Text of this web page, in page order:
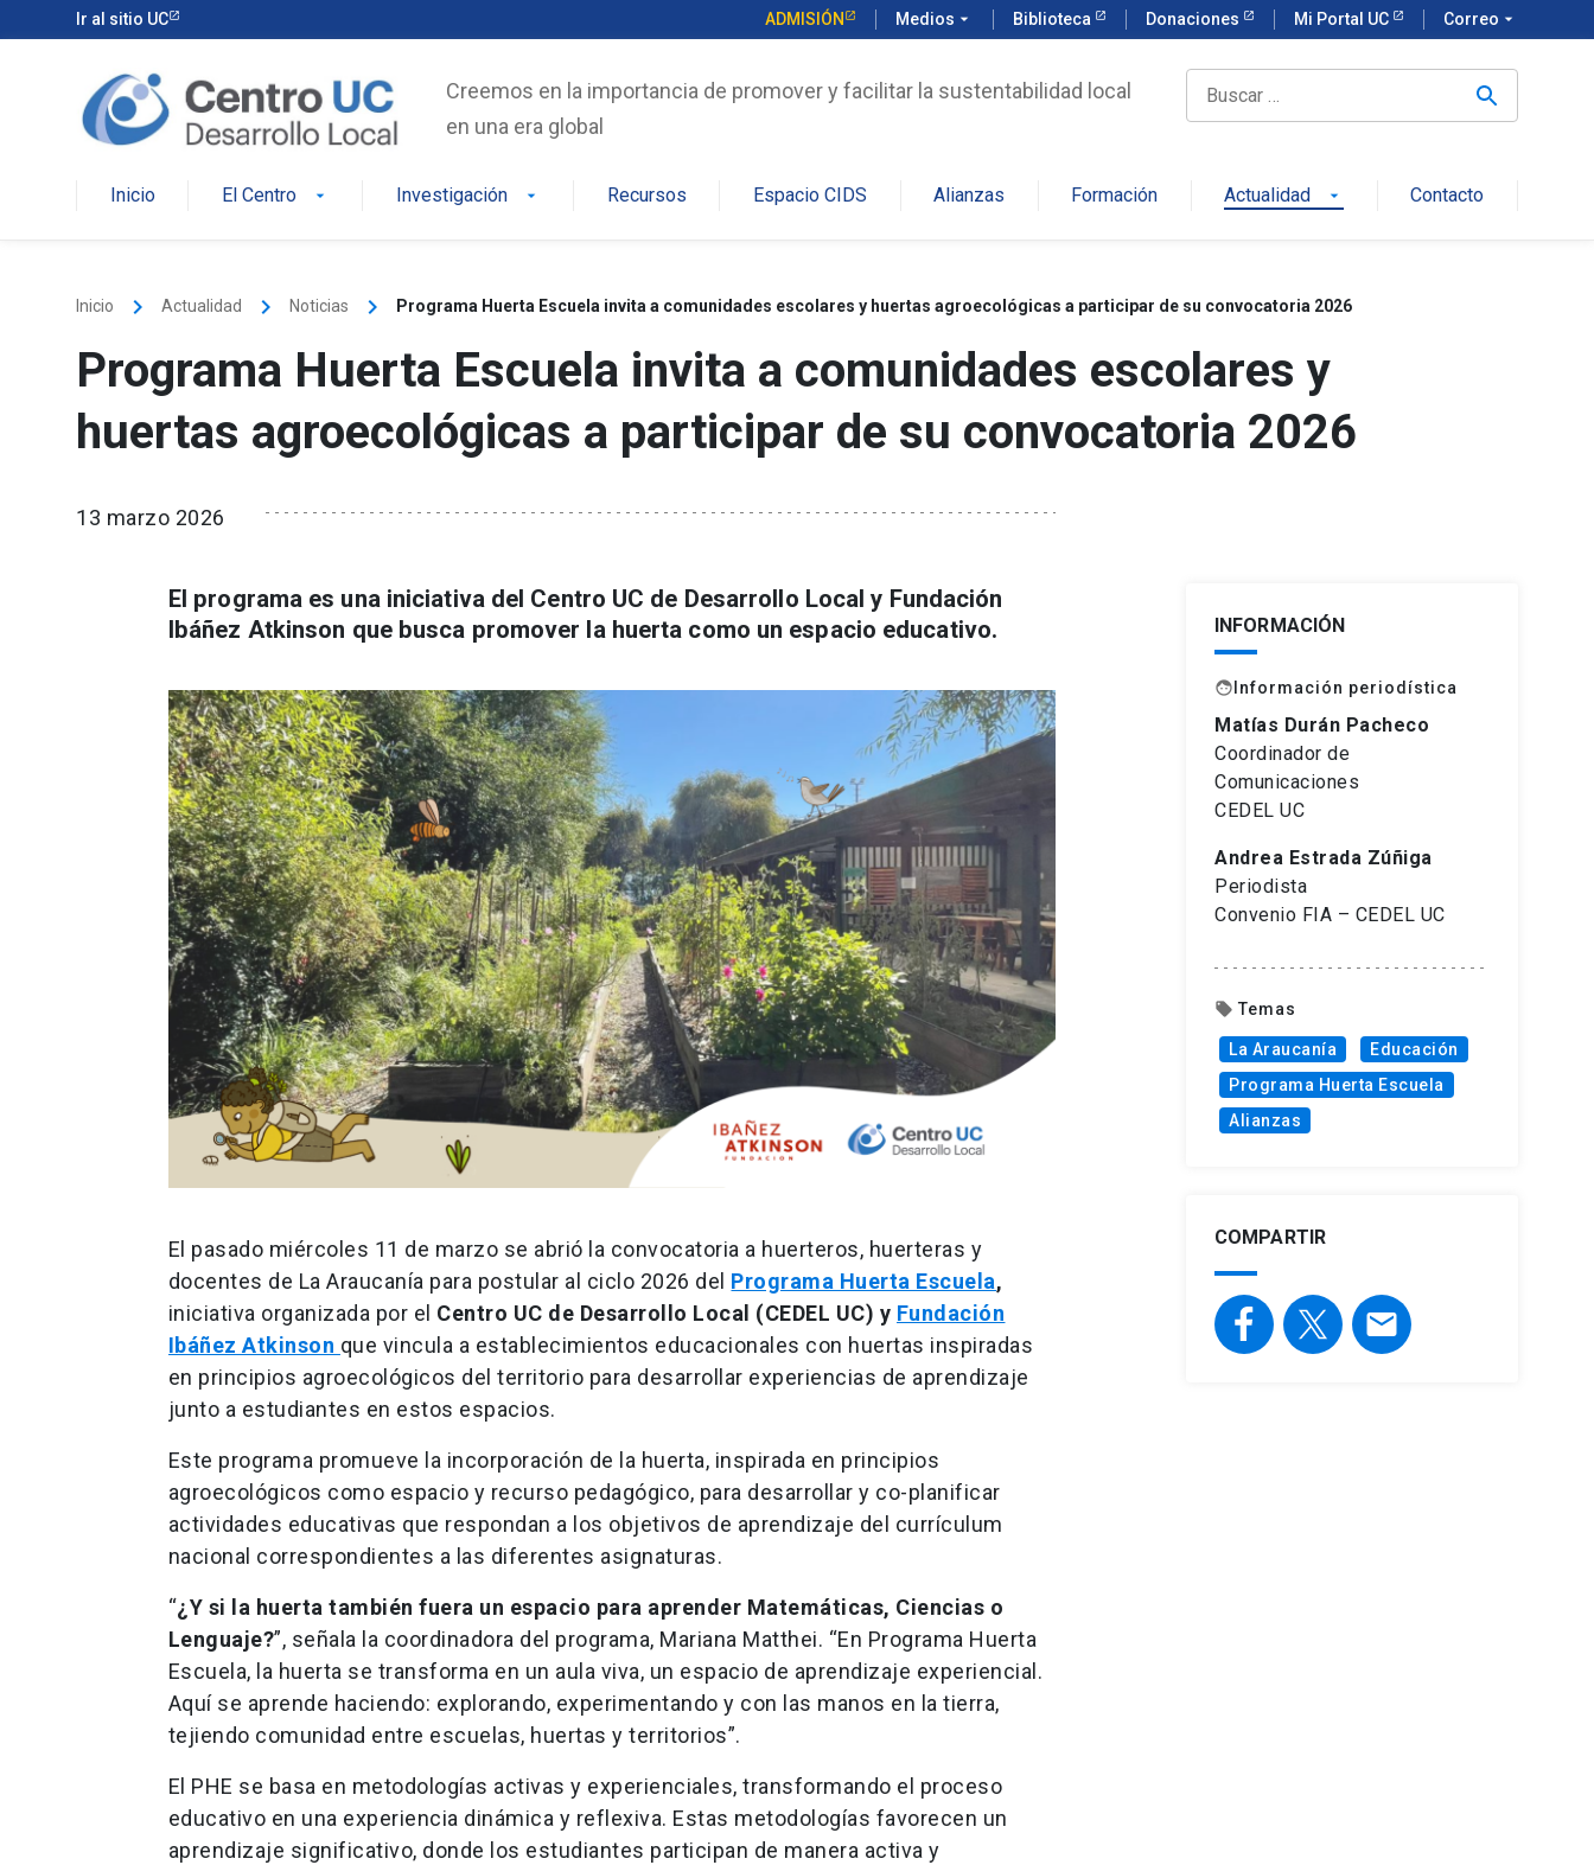
to
Ir al sitio UC ADMISIÓN Medios arrow_drop_down Biblioteca Donaciones Mi Portal UC Correo arrow_drop_down
Creemos en la importancia de promover y facilitar la sustentabilidad local
en una era global
Inicio El Centro arrow_drop_down Investigación arrow_drop_down Recursos Espacio CIDS Alianzas Formación Actualidad arrow_drop_down Contacto
Inicio keyboard_arrow_right Actualidad keyboard_arrow_right Noticias keyboard_arrow_right Programa Huerta Escuela invita a comunidades escolares y huertas agroecológicas a participar de su convocatoria 2026
Programa Huerta Escuela invita a comunidades escolares y
huertas agroecológicas a participar de su convocatoria 2026
13 marzo 2026
El programa es una iniciativa del Centro UC de Desarrollo Local y Fundación
Ibáñez Atkinson que busca promover la huerta como un espacio educativo.
El pasado miércoles 11 de marzo se abrió la convocatoria a huerteros, huerteras y
docentes de La Araucanía para postular al ciclo 2026 del Programa Huerta Escuela,
iniciativa organizada por el Centro UC de Desarrollo Local (CEDEL UC) y Fundación
Ibáñez Atkinson que vincula a establecimientos educacionales con huertas inspiradas
en principios agroecológicos del territorio para desarrollar experiencias de aprendizaje
junto a estudiantes en estos espacios.
Este programa promueve la incorporación de la huerta, inspirada en principios
agroecológicos como espacio y recurso pedagógico, para desarrollar y co-planificar
actividades educativas que respondan a los objetivos de aprendizaje del currículum
nacional correspondientes a las diferentes asignaturas.
“¿Y si la huerta también fuera un espacio para aprender Matemáticas, Ciencias o
Lenguaje?”, señala la coordinadora del programa, Mariana Matthei. “En Programa Huerta
Escuela, la huerta se transforma en un aula viva, un espacio de aprendizaje experiencial.
Aquí se aprende haciendo: explorando, experimentando y con las manos en la tierra,
tejiendo comunidad entre escuelas, huertas y territorios”.
El PHE se basa en metodologías activas y experienciales, transformando el proceso
educativo en una experiencia dinámica y reflexiva. Estas metodologías favorecen un
aprendizaje significativo, donde los estudiantes participan de manera activa y
INFORMACIÓN
faceInformación periodística
Matías Durán Pacheco
Coordinador de
Comunicaciones
CEDEL UC
Andrea Estrada Zúñiga
Periodista
Convenio FIA – CEDEL UC
local_offer Temas
La Araucanía
Educación
Programa Huerta Escuela
Alianzas
COMPARTIR
email